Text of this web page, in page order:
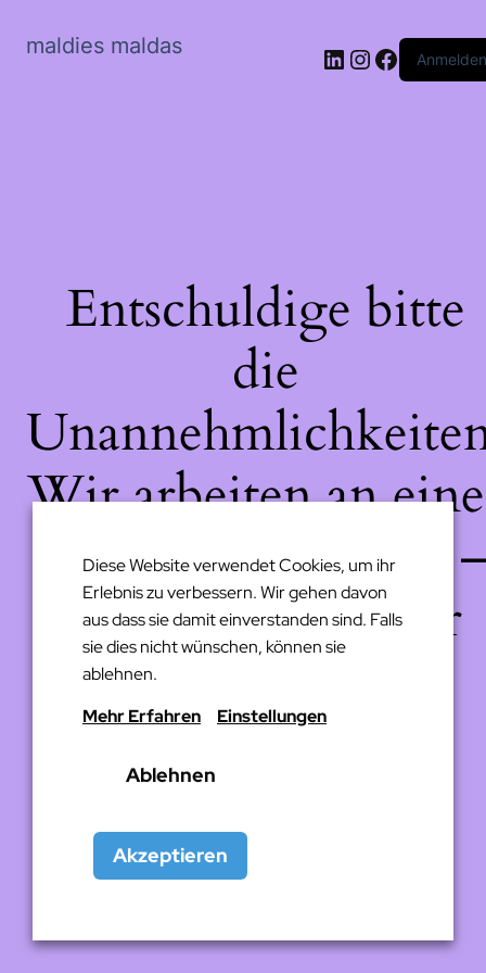
maldies maldas LinkedIn
Instagram
Anmelden
Entschuldige bitte
die
Wir arbeiten an
großartigen Sache
schau bald wieder
Diese Website verwendet Cookies, um ihr
Erlebnis zu verbessern. Wir gehen davon
aus dass sie damit einverstanden sind. Falls
sie dies nicht wünschen, können sie
ablehnen.
Mehr Erfahren
Einstellungen
Ablehnen
Akzeptieren